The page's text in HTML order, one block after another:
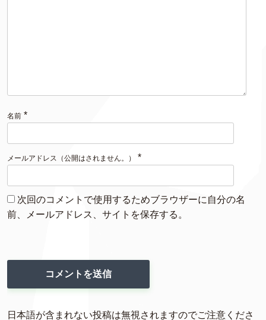
名前 *
メールアドレス（公開はされません。） *
次回のコメントで使用するためブラウザーに自分の名
前、メールアドレス、サイトを保存する。
日本語が含まれない投稿は無視されますのでご注意くださ